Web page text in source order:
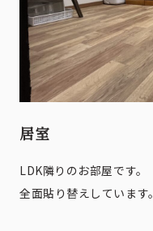
居室
LDK隣りのお部屋です。
全面貼り替えしています。